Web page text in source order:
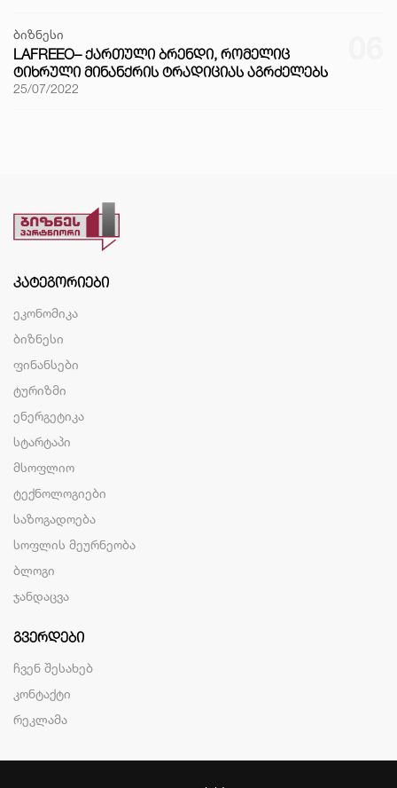
ბიზნესი
LAFREEO– ᲥᲐᲠᲗᲣᲚᲘ ᲑᲠᲔᲜᲓᲘ, ᲠᲝᲛᲔᲚᲘᲪ
ᲢᲘᲮᲠᲣᲚᲘ ᲛᲘᲜᲐᲜᲥᲠᲘᲡ ᲢᲠᲐᲓᲘᲪᲘᲐᲡ ᲐᲒᲠᲫᲔᲚᲔᲑᲡ
25/07/2022
ᲙᲐᲢᲔᲒᲝᲠᲘᲔᲑᲘ
ეკონომიკა
ბიზნესი
ფინანსები
ტურიზმი
ენერგეტიკა
სტარტაპი
მსოფლიო
ტექნოლოგიები
საზოგადოება
სოფლის მეურნეობა
ბლოგი
ჯანდაცვა
ᲒᲕᲔᲠᲓᲔᲑᲘ
ჩვენ შესახებ
კონტაქტი
რეკლამა